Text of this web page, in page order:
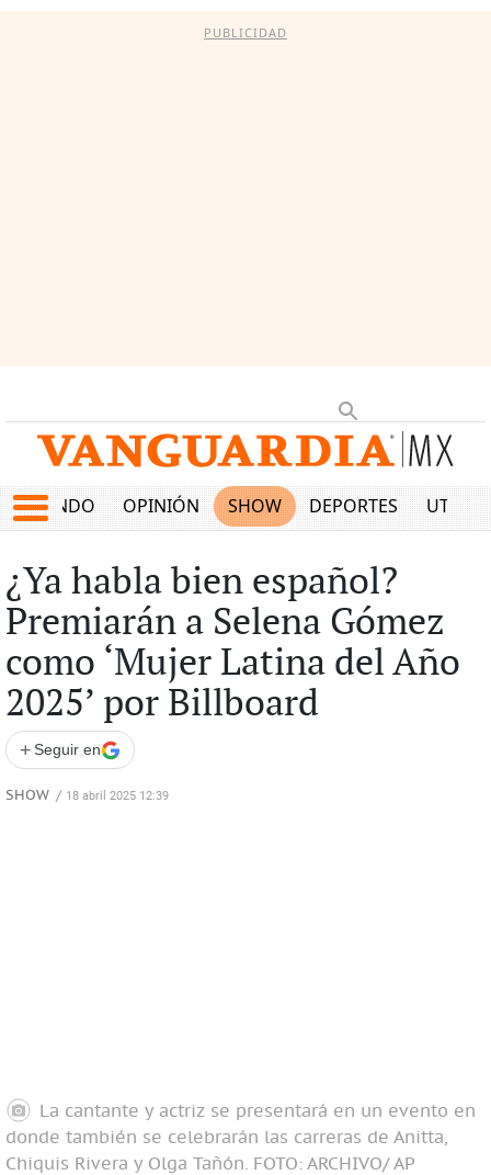
PUBLICIDAD
MUNDO OPINIÓN SHOW DEPORTES
¿Ya habla bien español?
Premiarán a Selena Gómez
como ‘Mujer Latina del Año
2025’ por Billboard
+ Seguir en
SHOW / 18 abril 2025 12:39
La cantante y actriz se presentará en un evento en
donde también se celebrarán las carreras de Anitta,
Chiquis Rivera y Olga Tañón. FOTO: ARCHIVO/ AP